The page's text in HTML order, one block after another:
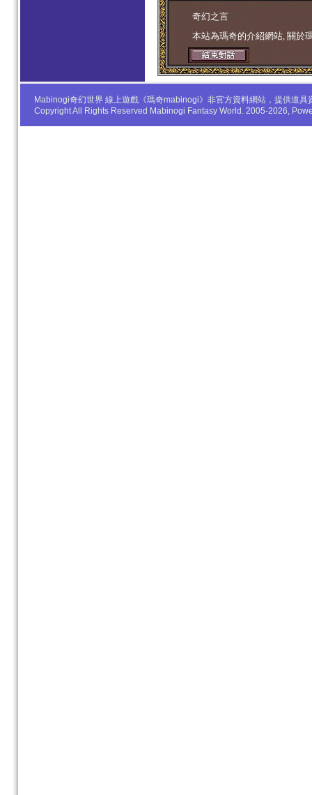
学生妹 奇幻之言
本站為瑪奇的介紹網站, 關於
Mabinogi奇幻世界 線上遊戲《瑪奇mabinogi》非官方資料網站，提供道
Copyright All Rights Reserved Mabinogi Fantasy World. 2005-2026,